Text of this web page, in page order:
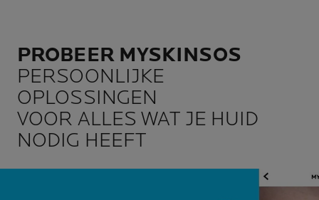
PROBEER MYSKINSOS
PERSOONLIJKE
OPLOSSINGEN
VOOR ALLES WAT JE HUID
NODIG HEEFT